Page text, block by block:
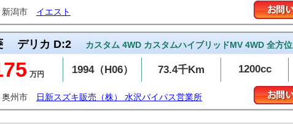
新潟市 イエスト
デリカ D:2 カスタム 4WD カスタムハイブリッドMV 4WD 全方位
万円 1994（H06） 73.4千Km 1200cc
州市 日新スズキ販売（株） 水沢バイパス営業所